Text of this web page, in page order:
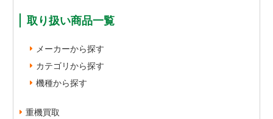
取り扱い商品一覧
メーカーから探す
カテゴリから探す
機種から探す
重機買取